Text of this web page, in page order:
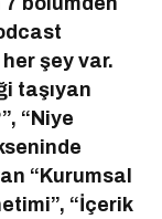
şey var.
taşıyan
“Niye
“Kurumsal
“İçerik